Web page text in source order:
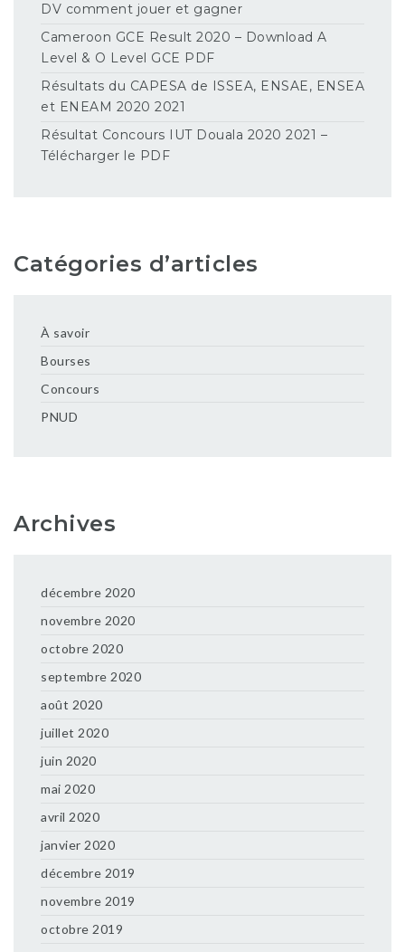
DV comment jouer et gagner
Cameroon GCE Result 2020 – Download A
Level & O Level GCE PDF
Résultats du CAPESA de ISSEA, ENSAE, ENSEA
et ENEAM 2020 2021
Résultat Concours IUT Douala 2020 2021 –
Télécharger le PDF
Catégories d’articles
À savoir
Bourses
Concours
PNUD
Archives
décembre 2020
novembre 2020
octobre 2020
septembre 2020
août 2020
juillet 2020
juin 2020
mai 2020
avril 2020
janvier 2020
décembre 2019
novembre 2019
octobre 2019